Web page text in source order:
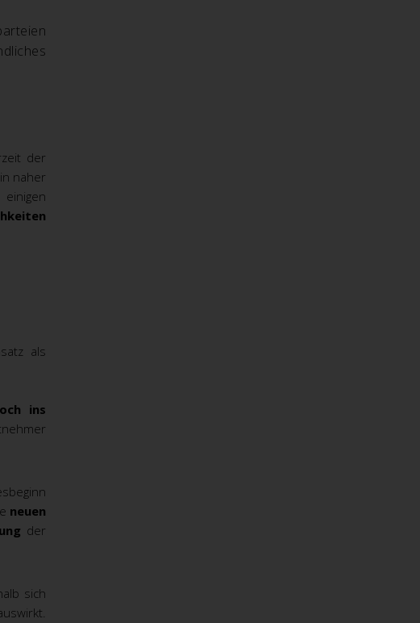
der
naher
als
ins
neuen
der
sich